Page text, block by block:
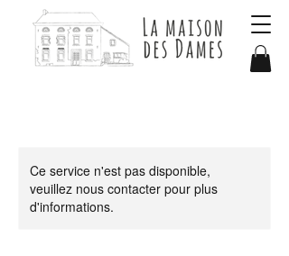
Ce service n'est pas disponible,
veuillez nous contacter pour plus
d'informations.